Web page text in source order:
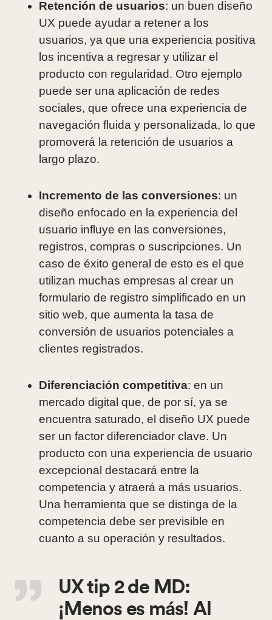
Retención de usuarios: un buen diseño
UX puede ayudar a retener a los
usuarios, ya que una experiencia positiva
los incentiva a regresar y utilizar el
producto con regularidad. Otro ejemplo
puede ser una aplicación de redes
sociales, que ofrece una experiencia de
navegación fluida y personalizada, lo que
promoverá la retención de usuarios a
largo plazo.
Incremento de las conversiones: un
diseño enfocado en la experiencia del
usuario influye en las conversiones,
registros, compras o suscripciones. Un
caso de éxito general de esto es el que
utilizan muchas empresas al crear un
formulario de registro simplificado en un
sitio web, que aumenta la tasa de
conversión de usuarios potenciales a
clientes registrados.
Diferenciación competitiva: en un
mercado digital que, de por sí, ya se
encuentra saturado, el diseño UX puede
ser un factor diferenciador clave. Un
producto con una experiencia de usuario
excepcional destacará entre la
competencia y atraerá a más usuarios.
Una herramienta que se distinga de la
competencia debe ser previsible en
cuanto a su operación y resultados.
UX tip 2 de MD:
¡Menos es más! Al